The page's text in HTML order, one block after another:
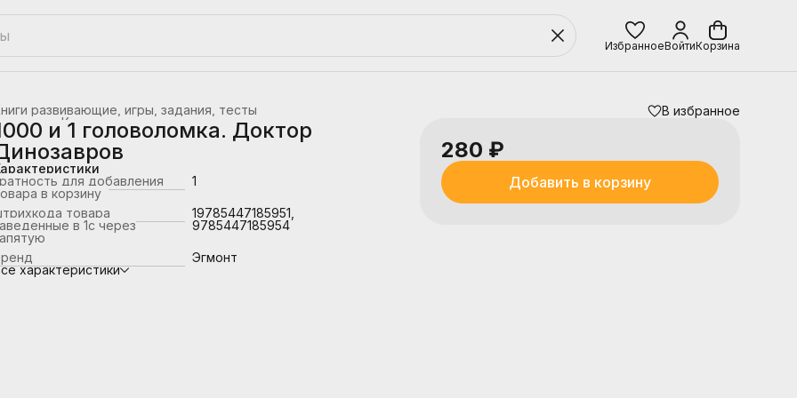
ИзбранноеВойтиКорзина
развивающие, игры, задания, тесты
Книжная продукция
и 1 головоломка. Доктор
для добавления
в корзину
1
товара
в 1с через
19785447185951,
9785447185954
Эгмонт
характеристики
В избранное
280 ₽
Добавить в корзину